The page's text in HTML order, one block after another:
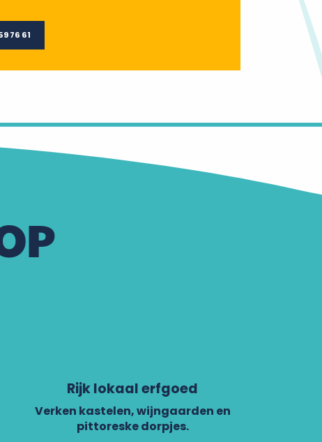
76 61
Rijk lokaal erfgoed
Verken kastelen, wijngaarden en
pittoreske dorpjes.